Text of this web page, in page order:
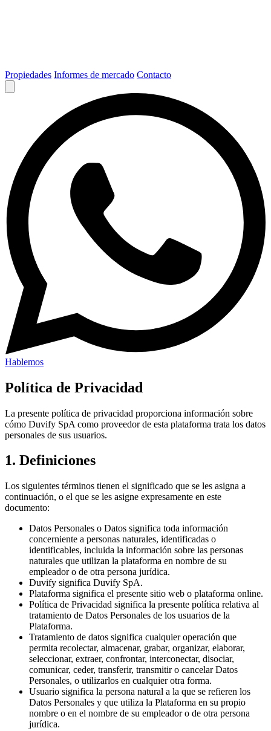
Propiedades Informes de mercado Contacto
Hablemos
Política de Privacidad
La presente política de privacidad proporciona información sobre
cómo Duvify SpA como proveedor de esta plataforma trata los datos
personales de sus usuarios.
1. Definiciones
Los siguientes términos tienen el significado que se les asigna a
continuación, o el que se les asigne expresamente en este
documento:
Datos Personales o Datos significa toda información
concerniente a personas naturales, identificadas o
identificables, incluida la información sobre las personas
naturales que utilizan la plataforma en nombre de su
empleador o de otra persona jurídica.
Duvify significa Duvify SpA.
Plataforma significa el presente sitio web o plataforma online.
Política de Privacidad significa la presente política relativa al
tratamiento de Datos Personales de los usuarios de la
Plataforma.
Tratamiento de datos significa cualquier operación que
permita recolectar, almacenar, grabar, organizar, elaborar,
seleccionar, extraer, confrontar, interconectar, disociar,
comunicar, ceder, transferir, transmitir o cancelar Datos
Personales, o utilizarlos en cualquier otra forma.
Usuario significa la persona natural a la que se refieren los
Datos Personales y que utiliza la Plataforma en su propio
nombre o en el nombre de su empleador o de otra persona
jurídica.